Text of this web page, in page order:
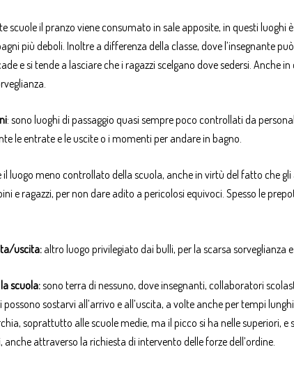
scuole il pranzo viene consumato in sale apposite, in questi luoghi
più deboli. Inoltre a differenza della classe, dove l’insegnante
e si tende a lasciare che i ragazzi scelgano dove sedersi. Anche
: sono luoghi di passaggio quasi sempre poco controllati da
le entrate e le uscite o i momenti per andare in bagno.
il luogo meno controllato della scuola, anche in virtù del fatto che
e ragazzi, per non dare adito a pericolosi equivoci. Spesso le
uscita: altro luogo privilegiato dai bulli, per la scarsa sorveglianza
scuola:sono terra di nessuno, dove insegnanti, collaboratori
possono sostarvi all’arrivo e all’uscita, a volte anche per tempi
soprattutto alle scuole medie, ma il picco si ha nelle superiori,
attraverso la richiesta di intervento delle forze dell’ordine.